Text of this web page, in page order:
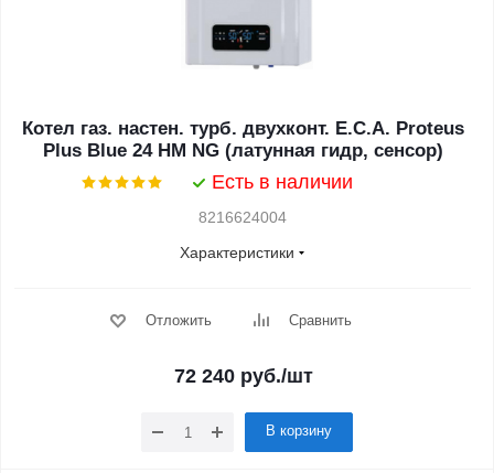
Котел газ. настен. турб. двухконт. E.C.A. Proteus
Plus Blue 24 HM NG (латунная гидр, сенсор)
Есть в наличии
8216624004
Характеристики
Отложить Сравнить
72 240руб./шт
В корзину